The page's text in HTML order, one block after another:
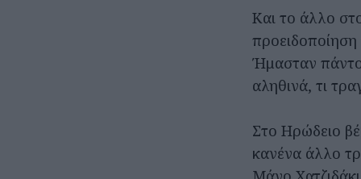
Και το άλλο
Ήμασταν
αληθινά, τι
Στο Ηρώδειο
κανένα άλλο